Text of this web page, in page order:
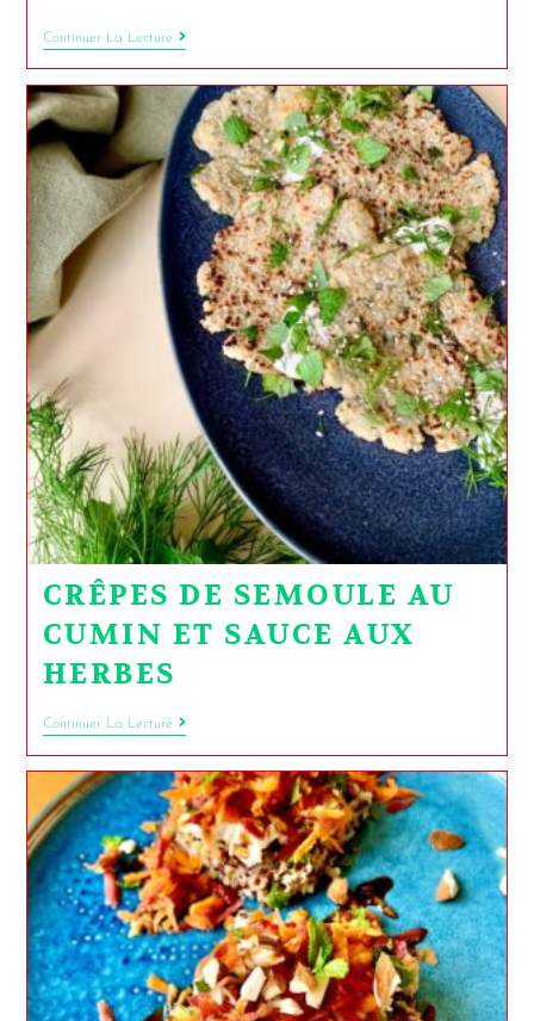
Continuer La Lecture
CRÊPES DE SEMOULE AU
CUMIN ET SAUCE AUX
HERBES
Continuer La Lecture